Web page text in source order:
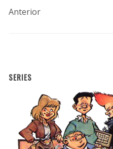
Anterior
SERIES